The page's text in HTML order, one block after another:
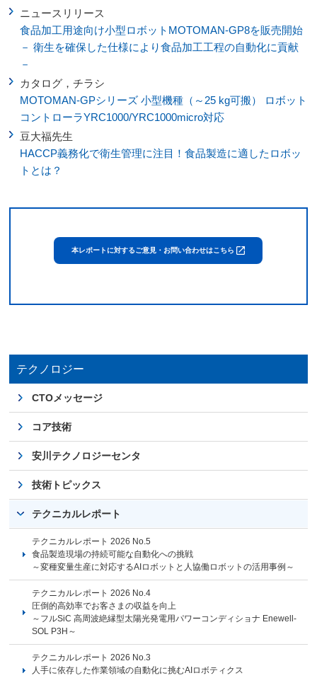
ニュースリリース
食品加工用途向け小型ロボットMOTOMAN-GP8を販売開始
－ 衛生を確保した仕様により食品加工工程の自動化に貢献
－
カタログ，チラシ
MOTOMAN-GPシリーズ 小型機種（～25 kg可搬） ロボット
コントローラYRC1000/YRC1000micro対応
豆大福先生
HACCP義務化で衛生管理に注目！食品製造に適したロボッ
トとは？
本レポートに対するご意見・お問い合わせはこちら
テクノロジー
CTOメッセージ
コア技術
安川テクノロジーセンタ
技術トピックス
テクニカルレポート
テクニカルレポート 2026 No.5
食品製造現場の持続可能な自動化への挑戦
～変種変量生産に対応するAIロボットと人協働ロボットの活用事例～
テクニカルレポート 2026 No.4
圧倒的高効率でお客さまの収益を向上
～フルSiC 高周波絶縁型太陽光発電用パワーコンディショナ Enewell-
SOL P3H～
テクニカルレポート 2026 No.3
人手に依存した作業領域の自動化に挑むAIロボティクス